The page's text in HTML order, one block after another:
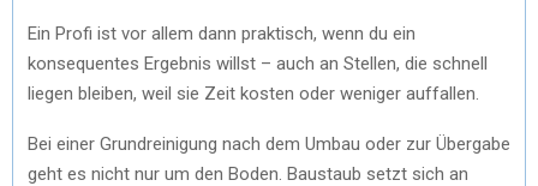
Ein Profi ist vor allem dann praktisch, wenn du ein
konsequentes Ergebnis willst – auch an Stellen, die schnell
liegen bleiben, weil sie Zeit kosten oder weniger auffallen.
Bei einer Grundreinigung nach dem Umbau oder zur Übergabe
geht es nicht nur um den Boden. Baustaub setzt sich an